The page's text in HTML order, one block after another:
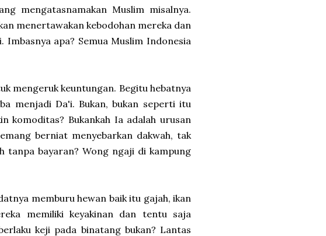
mengatasnamakan Muslim misalnya.
menertawakan kebodohan mereka dan
apa? Semua Muslim Indonesia
mengeruk keuntungan. Begitu hebatnya
menjadi Da'i. Bukan, bukan seperti itu
komoditas? Bukankah Ia adalah urusan
berniat menyebarkan dakwah, tak
tanpa bayaran? Wong ngaji di kampung
memburu hewan baik itu gajah, ikan
memiliki keyakinan dan tentu saja
keji pada binatang bukan? Lantas